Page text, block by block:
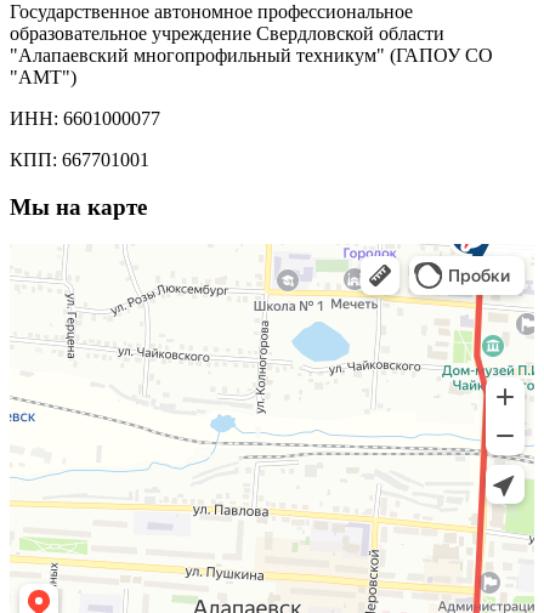
Государственное автономное профессиональное
образовательное учреждение Свердловской области
"Алапаевский многопрофильный техникум" (ГАПОУ СО
"АМТ")
ИНН: 6601000077
КПП: 667701001
Мы на карте